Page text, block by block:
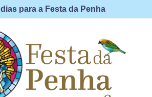
dias para a Festa da Penha